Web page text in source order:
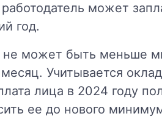
может
год.
не может быть меньше
Учитывается
лица в 2024 году
ее до нового